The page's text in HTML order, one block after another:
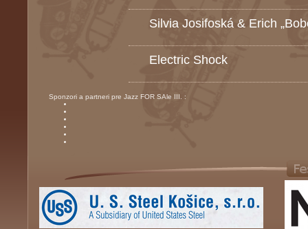
Silvia Josifoská & Erich
Electric Shock
Sponzori a partneri pre Jazz FOR SAle III. :